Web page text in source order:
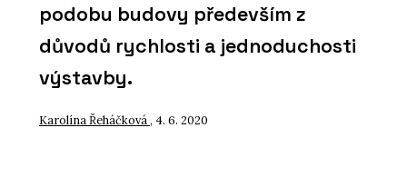
podobu budovy především z
důvodů rychlosti a jednoduchosti
výstavby.
Karolína Řeháčková, 4. 6. 2020